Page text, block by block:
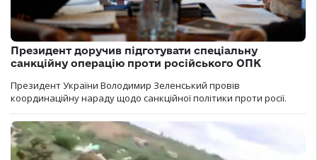
Президент доручив підготувати спеціальну
санкційну операцію проти російського ОПК
Президент України Володимир Зеленський провів
координаційну нараду щодо санкційної політики проти росії.